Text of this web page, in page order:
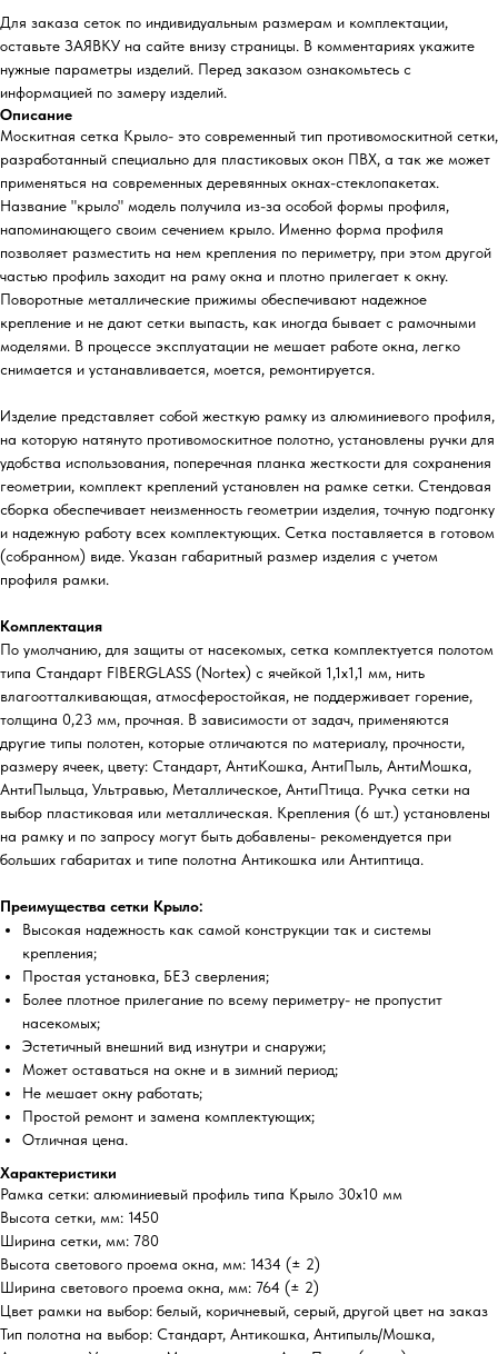
Для заказа сеток по индивидуальным размерам и комплектации,
оставьте ЗАЯВКУ на сайте внизу страницы. В комментариях укажите
нужные параметры изделий. Перед заказом ознакомьтесь с
информацией по замеру изделий.
Описание
Москитная сетка Крыло- это современный тип противомоскитной сетки,
разработанный специально для пластиковых окон ПВХ, а так же может
применяться на современных деревянных окнах-стеклопакетах.
Название "крыло" модель получила из-за особой формы профиля,
напоминающего своим сечением крыло. Именно форма профиля
позволяет разместить на нем крепления по периметру, при этом другой
частью профиль заходит на раму окна и плотно прилегает к окну.
Поворотные металлические прижимы обеспечивают надежное
крепление и не дают сетки выпасть, как иногда бывает с рамочными
моделями. В процессе эксплуатации не мешает работе окна, легко
снимается и устанавливается, моется, ремонтируется.
Изделие представляет собой жесткую рамку из алюминиевого профиля,
на которую натянуто противомоскитное полотно, установлены ручки для
удобства использования, поперечная планка жесткости для сохранения
геометрии, комплект креплений установлен на рамке сетки. Стендовая
сборка обеспечивает неизменность геометрии изделия, точную подгонку
и надежную работу всех комплектующих. Сетка поставляется в готовом
(собранном) виде. Указан габаритный размер изделия с учетом
профиля рамки.
Комплектация
По умолчанию, для защиты от насекомых, сетка комплектуется полотом
типа Стандарт FIBERGLASS (Nortex) с ячейкой 1,1х1,1 мм, нить
влагоотталкивающая, атмосферостойкая, не поддерживает горение,
толщина 0,23 мм, прочная. В зависимости от задач, применяются
другие типы полотен, которые отличаются по материалу, прочности,
размеру ячеек, цвету: Стандарт, АнтиКошка, АнтиПыль, АнтиМошка,
АнтиПыльца, Ультравью, Металлическое, АнтиПтица. Ручка сетки на
выбор пластиковая или металлическая. Крепления (6 шт.) установлены
на рамку и по запросу могут быть добавлены- рекомендуется при
больших габаритах и типе полотна Антикошка или Антиптица.
Преимущества сетки Крыло:
Высокая надежность как самой конструкции так и системы
крепления;
Простая установка, БЕЗ сверления;
Более плотное прилегание по всему периметру- не пропустит
насекомых;
Эстетичный внешний вид изнутри и снаружи;
Может оставаться на окне и в зимний период;
Не мешает окну работать;
Простой ремонт и замена комплектующих;
Отличная цена.
Характеристики
Рамка сетки: алюминиевый профиль типа Крыло 30х10 мм
Высота сетки, мм: 1450
Ширина сетки, мм: 780
Высота светового проема окна, мм: 1434 (± 2)
Ширина светового проема окна, мм: 764 (± 2)
Цвет рамки на выбор: белый, коричневый, серый, другой цвет на заказ
Тип полотна на выбор: Стандарт, Антикошка, Антипыль/Мошка,